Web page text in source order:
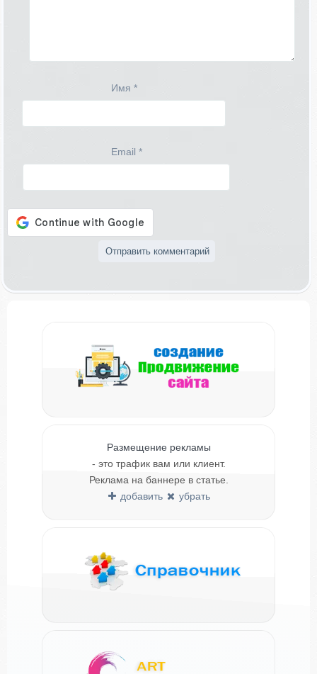
Имя *
Email *
Размещение рекламы
- это трафик вам или клиент.
Реклама на баннере в статье.
добавить
убрать